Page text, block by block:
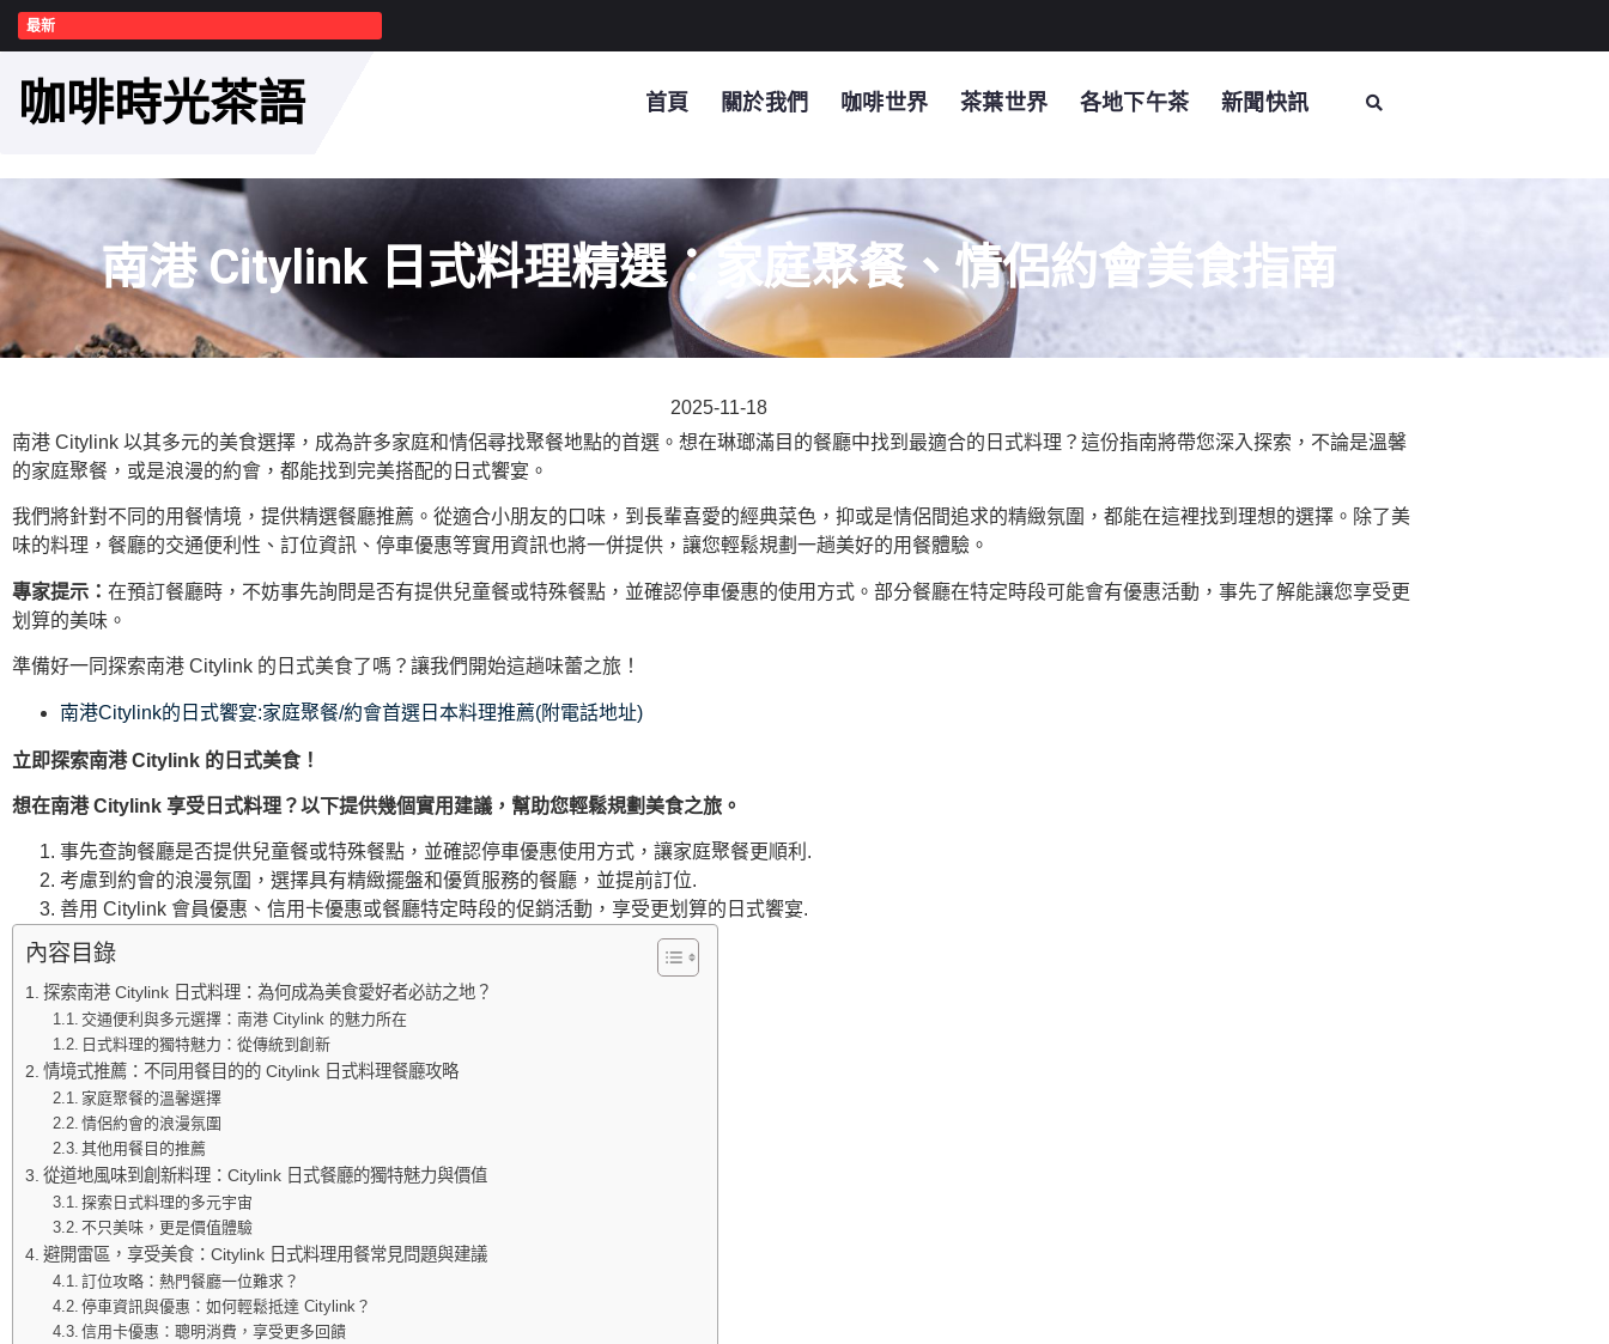
最新
咖啡時光茶語 首頁 關於我們 咖啡世界 茶葉世界 各地下午茶 新聞快訊
南港 Citylink 日式料理精選：家庭聚餐、情侶約會美食指南
2025-11-18
南港 Citylink 以其多元的美食選擇，成為許多家庭和情侶尋找聚餐地點的首選。想在琳瑯滿目的餐廳中找到最適合的日式料理？這份指南將帶您深入探索，不論是溫馨
的家庭聚餐，或是浪漫的約會，都能找到完美搭配的日式饗宴。
我們將針對不同的用餐情境，提供精選餐廳推薦。從適合小朋友的口味，到長輩喜愛的經典菜色，抑或是情侶間追求的精緻氛圍，都能在這裡找到理想的選擇。除了美
味的料理，餐廳的交通便利性、訂位資訊、停車優惠等實用資訊也將一併提供，讓您輕鬆規劃一趟美好的用餐體驗。
專家提示： 在預訂餐廳時，不妨事先詢問是否有提供兒童餐或特殊餐點，並確認停車優惠的使用方式。部分餐廳在特定時段可能會有優惠活動，事先了解能讓您享受更
划算的美味。
準備好一同探索南港 Citylink 的日式美食了嗎？讓我們開始這趟味蕾之旅！
南港Citylink的日式饗宴:家庭聚餐/約會首選日本料理推薦(附電話地址)
立即探索南港 Citylink 的日式美食！
想在南港 Citylink 享受日式料理？以下提供幾個實用建議，幫助您輕鬆規劃美食之旅。
事先查詢餐廳是否提供兒童餐或特殊餐點，並確認停車優惠使用方式，讓家庭聚餐更順利.
考慮到約會的浪漫氛圍，選擇具有精緻擺盤和優質服務的餐廳，並提前訂位.
善用 Citylink 會員優惠、信用卡優惠或餐廳特定時段的促銷活動，享受更划算的日式饗宴.
內容目錄
探索南港 Citylink 日式料理：為何成為美食愛好者必訪之地？
交通便利與多元選擇：南港 Citylink 的魅力所在
日式料理的獨特魅力：從傳統到創新
情境式推薦：不同用餐目的的 Citylink 日式料理餐廳攻略
家庭聚餐的溫馨選擇
情侶約會的浪漫氛圍
其他用餐目的推薦
從道地風味到創新料理：Citylink 日式餐廳的獨特魅力與價值
探索日式料理的多元宇宙
不只美味，更是價值體驗
避開雷區，享受美食：Citylink 日式料理用餐常見問題與建議
訂位攻略：熱門餐廳一位難求？
停車資訊與優惠：如何輕鬆抵達 Citylink？
信用卡優惠：聰明消費，享受更多回饋